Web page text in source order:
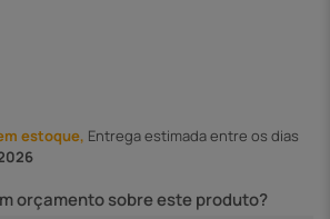
estoque, Entregaestimada entre os dias
orçamento sobre este produto?